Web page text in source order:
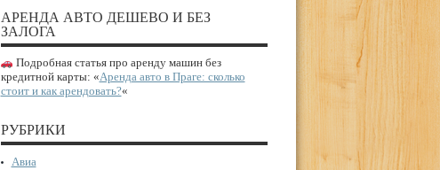
АРЕНДА АВТО ДЕШЕВО И БЕЗ
ЗАЛОГА
Подробная статья про аренду машин без
кредитной карты: «Аренда авто в Праге: сколько
стоит и как арендовать?«
РУБРИКИ
Авиа